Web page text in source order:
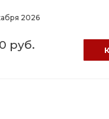
2026
руб.